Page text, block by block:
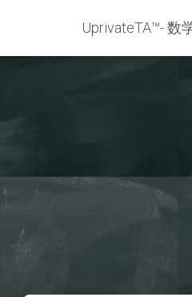
UprivateTA™- 数